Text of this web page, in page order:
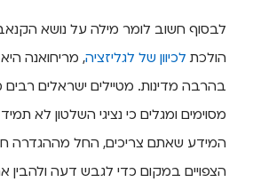
לבסוף חשוב לומר מילה על נושא
הולכת לכיוון של לגליזציה, מריחואנה
בהרבה מדינות. מטיילים ישראלים
מסוימים ומגלים כי נציגי השלטון לא
המידע שאתם צריכים, החל מההגדרה
הצפויים במקום כדי לגבש דעה ולהבין